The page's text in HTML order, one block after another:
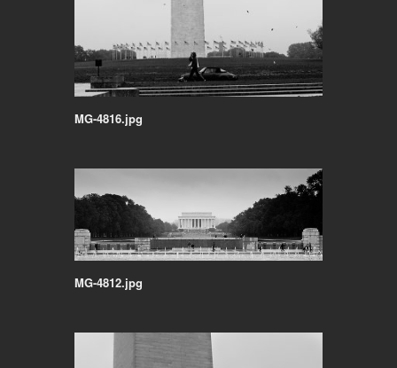
MG-4816.jpg
MG-4812.jpg